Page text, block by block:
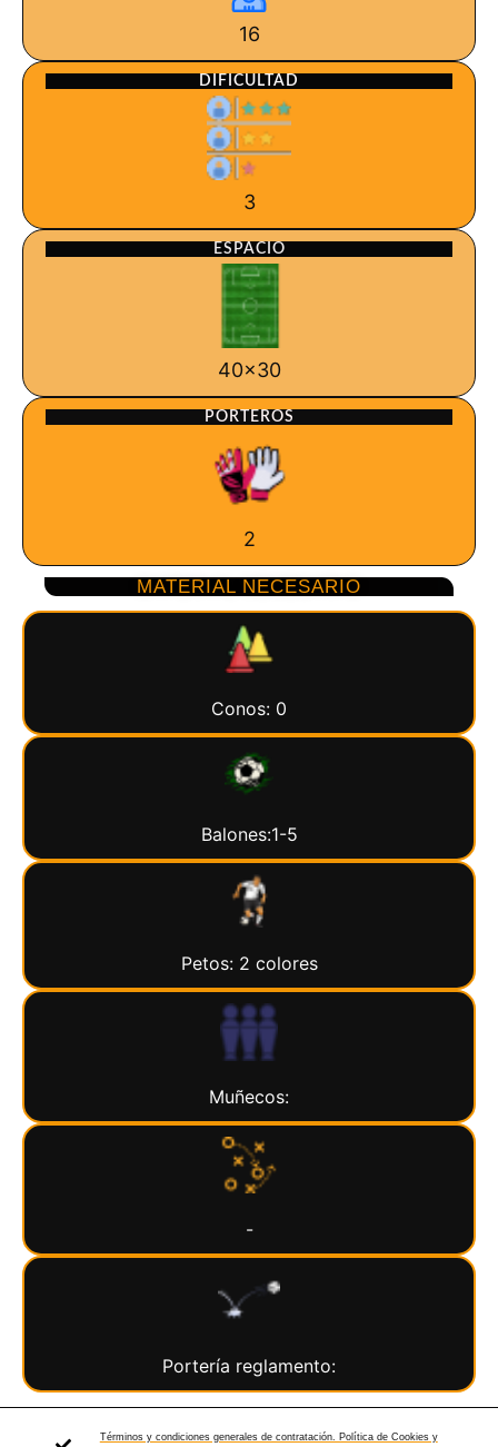
16
DIFICULTAD
3
ESPACIO
40x30
PORTEROS
2
MATERIAL NECESARIO
Conos: 0
Balones:1-5
Petos: 2 colores
Muñecos:
-
Portería reglamento:
Términos y condiciones generales de contratación. Política de Cookies y